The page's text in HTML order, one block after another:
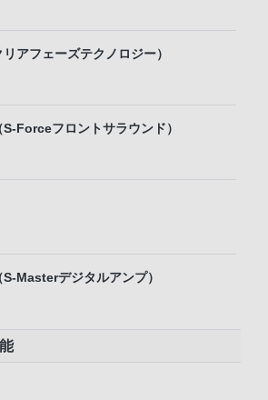
アフェーズテクノロジー）
Forceフロントサラウンド）
Masterデジタルアンプ）